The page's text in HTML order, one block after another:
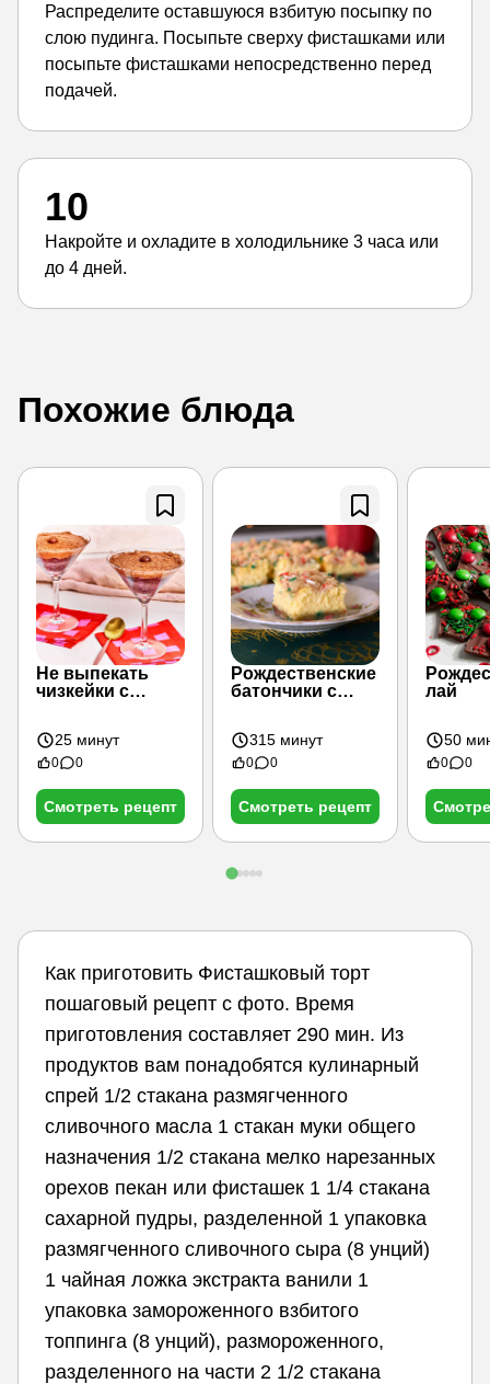
Распределите оставшуюся взбитую посыпку по
слою пудинга. Посыпьте сверху фисташками или
посыпьте фисташками непосредственно перед
подачей.
10
Накройте и охладите в холодильнике 3 часа или
до 4 дней.
Похожие блюда
Не выпекать
чизкейки с
25 минут
0 0
Смотреть рецепт
Рождественские
батончики с
315 минут
0 0
Смотреть рецепт
лай
50
0 0
Как приготовить Фисташковый торт
пошаговый рецепт с фото. Время
приготовления составляет 290 мин. Из
продуктов вам понадобятся кулинарный
спрей 1/2 стакана размягченного
сливочного масла 1 стакан муки общего
назначения 1/2 стакана мелко нарезанных
орехов пекан или фисташек 1 1/4 стакана
сахарной пудры, разделенной 1 упаковка
размягченного сливочного сыра (8 унций)
1 чайная ложка экстракта ванили 1
упаковка замороженного взбитого
топпинга (8 унций), размороженного,
разделенного на части 2 1/2 стакана